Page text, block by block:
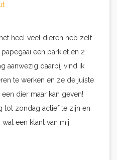
heel veel dieren heb zelf
een parkiet en 2
aanwezig daarbij vind ik
te werken en ze de juiste
dier maar kan geven!
tot zondag actief te zijn en
een klant van mij